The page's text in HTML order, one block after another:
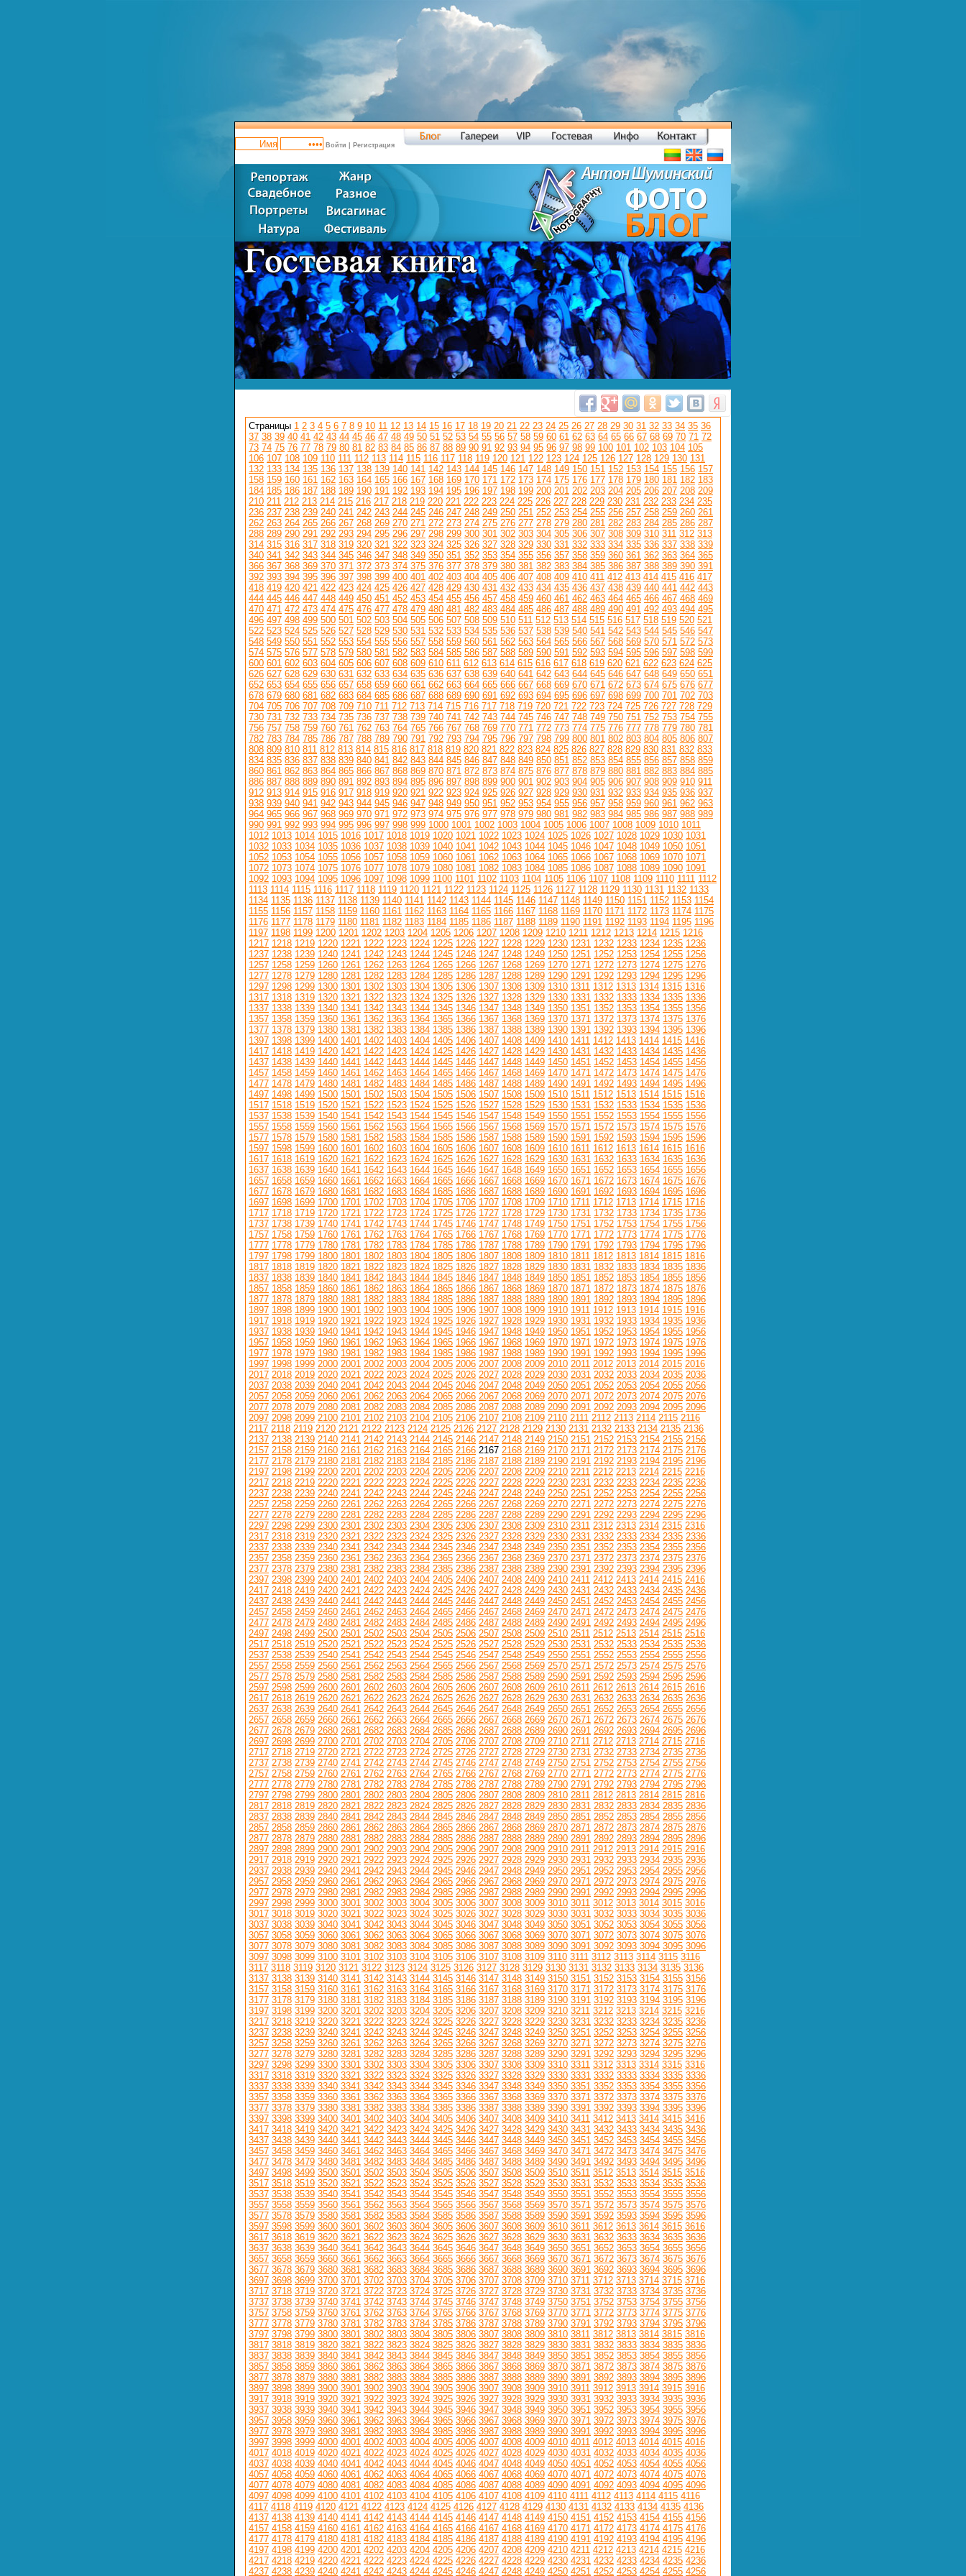
Войти Регистрация
Страницы 1 2 3 4 5 6 7 8 9 10 11 12 13 14 15 16 17 18 19 20 21 22 23 24 25 26 27 28 29 30 31 32 33 34 35 36
37 38 39 40 41 42 43 44 45 46 47 48 49 50 51 52 53 54 55 56 57 58 59 60 61 62 63 64 65 66 67 68 69 70 71 72
73 74 75 76 77 78 79 80 81 82 83 84 85 86 87 88 89 90 91 92 93 94 95 96 97 98 99 100 101 102 103 104 105
106 107 108 109 110 111 112 113 114 115 116 117 118 119 120 121 122 123 124 125 126 127 128 129 130 131
132 133 134 135 136 137 138 139 140 141 142 143 144 145 146 147 148 149 150 151 152 153 154 155 156 157
158 159 160 161 162 163 164 165 166 167 168 169 170 171 172 173 174 175 176 177 178 179 180 181 182 183
184 185 186 187 188 189 190 191 192 193 194 195 196 197 198 199 200 201 202 203 204 205 206 207 208 209
210 211 212 213 214 215 216 217 218 219 220 221 222 223 224 225 226 227 228 229 230 231 232 233 234 235
236 237 238 239 240 241 242 243 244 245 246 247 248 249 250 251 252 253 254 255 256 257 258 259 260 261
262 263 264 265 266 267 268 269 270 271 272 273 274 275 276 277 278 279 280 281 282 283 284 285 286 287
288 289 290 291 292 293 294 295 296 297 298 299 300 301 302 303 304 305 306 307 308 309 310 311 312 313
314 315 316 317 318 319 320 321 322 323 324 325 326 327 328 329 330 331 332 333 334 335 336 337 338 339
340 341 342 343 344 345 346 347 348 349 350 351 352 353 354 355 356 357 358 359 360 361 362 363 364 365
366 367 368 369 370 371 372 373 374 375 376 377 378 379 380 381 382 383 384 385 386 387 388 389 390 391
392 393 394 395 396 397 398 399 400 401 402 403 404 405 406 407 408 409 410 411 412 413 414 415 416 417
418 419 420 421 422 423 424 425 426 427 428 429 430 431 432 433 434 435 436 437 438 439 440 441 442 443
444 445 446 447 448 449 450 451 452 453 454 455 456 457 458 459 460 461 462 463 464 465 466 467 468 469
470 471 472 473 474 475 476 477 478 479 480 481 482 483 484 485 486 487 488 489 490 491 492 493 494 495
496 497 498 499 500 501 502 503 504 505 506 507 508 509 510 511 512 513 514 515 516 517 518 519 520 521
522 523 524 525 526 527 528 529 530 531 532 533 534 535 536 537 538 539 540 541 542 543 544 545 546 547
548 549 550 551 552 553 554 555 556 557 558 559 560 561 562 563 564 565 566 567 568 569 570 571 572 573
574 575 576 577 578 579 580 581 582 583 584 585 586 587 588 589 590 591 592 593 594 595 596 597 598 599
600 601 602 603 604 605 606 607 608 609 610 611 612 613 614 615 616 617 618 619 620 621 622 623 624 625
626 627 628 629 630 631 632 633 634 635 636 637 638 639 640 641 642 643 644 645 646 647 648 649 650 651
652 653 654 655 656 657 658 659 660 661 662 663 664 665 666 667 668 669 670 671 672 673 674 675 676 677
678 679 680 681 682 683 684 685 686 687 688 689 690 691 692 693 694 695 696 697 698 699 700 701 702 703
704 705 706 707 708 709 710 711 712 713 714 715 716 717 718 719 720 721 722 723 724 725 726 727 728 729
730 731 732 733 734 735 736 737 738 739 740 741 742 743 744 745 746 747 748 749 750 751 752 753 754 755
756 757 758 759 760 761 762 763 764 765 766 767 768 769 770 771 772 773 774 775 776 777 778 779 780 781
782 783 784 785 786 787 788 789 790 791 792 793 794 795 796 797 798 799 800 801 802 803 804 805 806 807
808 809 810 811 812 813 814 815 816 817 818 819 820 821 822 823 824 825 826 827 828 829 830 831 832 833
834 835 836 837 838 839 840 841 842 843 844 845 846 847 848 849 850 851 852 853 854 855 856 857 858 859
860 861 862 863 864 865 866 867 868 869 870 871 872 873 874 875 876 877 878 879 880 881 882 883 884 885
886 887 888 889 890 891 892 893 894 895 896 897 898 899 900 901 902 903 904 905 906 907 908 909 910 911
912 913 914 915 916 917 918 919 920 921 922 923 924 925 926 927 928 929 930 931 932 933 934 935 936 937
938 939 940 941 942 943 944 945 946 947 948 949 950 951 952 953 954 955 956 957 958 959 960 961 962 963
964 965 966 967 968 969 970 971 972 973 974 975 976 977 978 979 980 981 982 983 984 985 986 987 988 989
990 991 992 993 994 995 996 997 998 999 1000 1001 1002 1003 1004 1005 1006 1007 1008 1009 1010 1011
1012 1013 1014 1015 1016 1017 1018 1019 1020 1021 1022 1023 1024 1025 1026 1027 1028 1029 1030 1031
1032 1033 1034 1035 1036 1037 1038 1039 1040 1041 1042 1043 1044 1045 1046 1047 1048 1049 1050 1051
1052 1053 1054 1055 1056 1057 1058 1059 1060 1061 1062 1063 1064 1065 1066 1067 1068 1069 1070 1071
1072 1073 1074 1075 1076 1077 1078 1079 1080 1081 1082 1083 1084 1085 1086 1087 1088 1089 1090 1091
1092 1093 1094 1095 1096 1097 1098 1099 1100 1101 1102 1103 1104 1105 1106 1107 1108 1109 1110 1111 1112
1113 1114 1115 1116 1117 1118 1119 1120 1121 1122 1123 1124 1125 1126 1127 1128 1129 1130 1131 1132 1133
1134 1135 1136 1137 1138 1139 1140 1141 1142 1143 1144 1145 1146 1147 1148 1149 1150 1151 1152 1153 1154
1155 1156 1157 1158 1159 1160 1161 1162 1163 1164 1165 1166 1167 1168 1169 1170 1171 1172 1173 1174 1175
1176 1177 1178 1179 1180 1181 1182 1183 1184 1185 1186 1187 1188 1189 1190 1191 1192 1193 1194 1195 1196
1197 1198 1199 1200 1201 1202 1203 1204 1205 1206 1207 1208 1209 1210 1211 1212 1213 1214 1215 1216
1217 1218 1219 1220 1221 1222 1223 1224 1225 1226 1227 1228 1229 1230 1231 1232 1233 1234 1235 1236
1237 1238 1239 1240 1241 1242 1243 1244 1245 1246 1247 1248 1249 1250 1251 1252 1253 1254 1255 1256
1257 1258 1259 1260 1261 1262 1263 1264 1265 1266 1267 1268 1269 1270 1271 1272 1273 1274 1275 1276
1277 1278 1279 1280 1281 1282 1283 1284 1285 1286 1287 1288 1289 1290 1291 1292 1293 1294 1295 1296
1297 1298 1299 1300 1301 1302 1303 1304 1305 1306 1307 1308 1309 1310 1311 1312 1313 1314 1315 1316
1317 1318 1319 1320 1321 1322 1323 1324 1325 1326 1327 1328 1329 1330 1331 1332 1333 1334 1335 1336
1337 1338 1339 1340 1341 1342 1343 1344 1345 1346 1347 1348 1349 1350 1351 1352 1353 1354 1355 1356
1357 1358 1359 1360 1361 1362 1363 1364 1365 1366 1367 1368 1369 1370 1371 1372 1373 1374 1375 1376
1377 1378 1379 1380 1381 1382 1383 1384 1385 1386 1387 1388 1389 1390 1391 1392 1393 1394 1395 1396
1397 1398 1399 1400 1401 1402 1403 1404 1405 1406 1407 1408 1409 1410 1411 1412 1413 1414 1415 1416
1417 1418 1419 1420 1421 1422 1423 1424 1425 1426 1427 1428 1429 1430 1431 1432 1433 1434 1435 1436
1437 1438 1439 1440 1441 1442 1443 1444 1445 1446 1447 1448 1449 1450 1451 1452 1453 1454 1455 1456
1457 1458 1459 1460 1461 1462 1463 1464 1465 1466 1467 1468 1469 1470 1471 1472 1473 1474 1475 1476
1477 1478 1479 1480 1481 1482 1483 1484 1485 1486 1487 1488 1489 1490 1491 1492 1493 1494 1495 1496
1497 1498 1499 1500 1501 1502 1503 1504 1505 1506 1507 1508 1509 1510 1511 1512 1513 1514 1515 1516
1517 1518 1519 1520 1521 1522 1523 1524 1525 1526 1527 1528 1529 1530 1531 1532 1533 1534 1535 1536
1537 1538 1539 1540 1541 1542 1543 1544 1545 1546 1547 1548 1549 1550 1551 1552 1553 1554 1555 1556
1557 1558 1559 1560 1561 1562 1563 1564 1565 1566 1567 1568 1569 1570 1571 1572 1573 1574 1575 1576
1577 1578 1579 1580 1581 1582 1583 1584 1585 1586 1587 1588 1589 1590 1591 1592 1593 1594 1595 1596
1597 1598 1599 1600 1601 1602 1603 1604 1605 1606 1607 1608 1609 1610 1611 1612 1613 1614 1615 1616
1617 1618 1619 1620 1621 1622 1623 1624 1625 1626 1627 1628 1629 1630 1631 1632 1633 1634 1635 1636
1637 1638 1639 1640 1641 1642 1643 1644 1645 1646 1647 1648 1649 1650 1651 1652 1653 1654 1655 1656
1657 1658 1659 1660 1661 1662 1663 1664 1665 1666 1667 1668 1669 1670 1671 1672 1673 1674 1675 1676
1677 1678 1679 1680 1681 1682 1683 1684 1685 1686 1687 1688 1689 1690 1691 1692 1693 1694 1695 1696
1697 1698 1699 1700 1701 1702 1703 1704 1705 1706 1707 1708 1709 1710 1711 1712 1713 1714 1715 1716
1717 1718 1719 1720 1721 1722 1723 1724 1725 1726 1727 1728 1729 1730 1731 1732 1733 1734 1735 1736
1737 1738 1739 1740 1741 1742 1743 1744 1745 1746 1747 1748 1749 1750 1751 1752 1753 1754 1755 1756
1757 1758 1759 1760 1761 1762 1763 1764 1765 1766 1767 1768 1769 1770 1771 1772 1773 1774 1775 1776
1777 1778 1779 1780 1781 1782 1783 1784 1785 1786 1787 1788 1789 1790 1791 1792 1793 1794 1795 1796
1797 1798 1799 1800 1801 1802 1803 1804 1805 1806 1807 1808 1809 1810 1811 1812 1813 1814 1815 1816
1817 1818 1819 1820 1821 1822 1823 1824 1825 1826 1827 1828 1829 1830 1831 1832 1833 1834 1835 1836
1837 1838 1839 1840 1841 1842 1843 1844 1845 1846 1847 1848 1849 1850 1851 1852 1853 1854 1855 1856
1857 1858 1859 1860 1861 1862 1863 1864 1865 1866 1867 1868 1869 1870 1871 1872 1873 1874 1875 1876
1877 1878 1879 1880 1881 1882 1883 1884 1885 1886 1887 1888 1889 1890 1891 1892 1893 1894 1895 1896
1897 1898 1899 1900 1901 1902 1903 1904 1905 1906 1907 1908 1909 1910 1911 1912 1913 1914 1915 1916
1917 1918 1919 1920 1921 1922 1923 1924 1925 1926 1927 1928 1929 1930 1931 1932 1933 1934 1935 1936
1937 1938 1939 1940 1941 1942 1943 1944 1945 1946 1947 1948 1949 1950 1951 1952 1953 1954 1955 1956
1957 1958 1959 1960 1961 1962 1963 1964 1965 1966 1967 1968 1969 1970 1971 1972 1973 1974 1975 1976
1977 1978 1979 1980 1981 1982 1983 1984 1985 1986 1987 1988 1989 1990 1991 1992 1993 1994 1995 1996
1997 1998 1999 2000 2001 2002 2003 2004 2005 2006 2007 2008 2009 2010 2011 2012 2013 2014 2015 2016
2017 2018 2019 2020 2021 2022 2023 2024 2025 2026 2027 2028 2029 2030 2031 2032 2033 2034 2035 2036
2037 2038 2039 2040 2041 2042 2043 2044 2045 2046 2047 2048 2049 2050 2051 2052 2053 2054 2055 2056
2057 2058 2059 2060 2061 2062 2063 2064 2065 2066 2067 2068 2069 2070 2071 2072 2073 2074 2075 2076
2077 2078 2079 2080 2081 2082 2083 2084 2085 2086 2087 2088 2089 2090 2091 2092 2093 2094 2095 2096
2097 2098 2099 2100 2101 2102 2103 2104 2105 2106 2107 2108 2109 2110 2111 2112 2113 2114 2115 2116
2117 2118 2119 2120 2121 2122 2123 2124 2125 2126 2127 2128 2129 2130 2131 2132 2133 2134 2135 2136
2137 2138 2139 2140 2141 2142 2143 2144 2145 2146 2147 2148 2149 2150 2151 2152 2153 2154 2155 2156
2157 2158 2159 2160 2161 2162 2163 2164 2165 2166 2167 2168 2169 2170 2171 2172 2173 2174 2175 2176
2177 2178 2179 2180 2181 2182 2183 2184 2185 2186 2187 2188 2189 2190 2191 2192 2193 2194 2195 2196
2197 2198 2199 2200 2201 2202 2203 2204 2205 2206 2207 2208 2209 2210 2211 2212 2213 2214 2215 2216
2217 2218 2219 2220 2221 2222 2223 2224 2225 2226 2227 2228 2229 2230 2231 2232 2233 2234 2235 2236
2237 2238 2239 2240 2241 2242 2243 2244 2245 2246 2247 2248 2249 2250 2251 2252 2253 2254 2255 2256
2257 2258 2259 2260 2261 2262 2263 2264 2265 2266 2267 2268 2269 2270 2271 2272 2273 2274 2275 2276
2277 2278 2279 2280 2281 2282 2283 2284 2285 2286 2287 2288 2289 2290 2291 2292 2293 2294 2295 2296
2297 2298 2299 2300 2301 2302 2303 2304 2305 2306 2307 2308 2309 2310 2311 2312 2313 2314 2315 2316
2317 2318 2319 2320 2321 2322 2323 2324 2325 2326 2327 2328 2329 2330 2331 2332 2333 2334 2335 2336
2337 2338 2339 2340 2341 2342 2343 2344 2345 2346 2347 2348 2349 2350 2351 2352 2353 2354 2355 2356
2357 2358 2359 2360 2361 2362 2363 2364 2365 2366 2367 2368 2369 2370 2371 2372 2373 2374 2375 2376
2377 2378 2379 2380 2381 2382 2383 2384 2385 2386 2387 2388 2389 2390 2391 2392 2393 2394 2395 2396
2397 2398 2399 2400 2401 2402 2403 2404 2405 2406 2407 2408 2409 2410 2411 2412 2413 2414 2415 2416
2417 2418 2419 2420 2421 2422 2423 2424 2425 2426 2427 2428 2429 2430 2431 2432 2433 2434 2435 2436
2437 2438 2439 2440 2441 2442 2443 2444 2445 2446 2447 2448 2449 2450 2451 2452 2453 2454 2455 2456
2457 2458 2459 2460 2461 2462 2463 2464 2465 2466 2467 2468 2469 2470 2471 2472 2473 2474 2475 2476
2477 2478 2479 2480 2481 2482 2483 2484 2485 2486 2487 2488 2489 2490 2491 2492 2493 2494 2495 2496
2497 2498 2499 2500 2501 2502 2503 2504 2505 2506 2507 2508 2509 2510 2511 2512 2513 2514 2515 2516
2517 2518 2519 2520 2521 2522 2523 2524 2525 2526 2527 2528 2529 2530 2531 2532 2533 2534 2535 2536
2537 2538 2539 2540 2541 2542 2543 2544 2545 2546 2547 2548 2549 2550 2551 2552 2553 2554 2555 2556
2557 2558 2559 2560 2561 2562 2563 2564 2565 2566 2567 2568 2569 2570 2571 2572 2573 2574 2575 2576
2577 2578 2579 2580 2581 2582 2583 2584 2585 2586 2587 2588 2589 2590 2591 2592 2593 2594 2595 2596
2597 2598 2599 2600 2601 2602 2603 2604 2605 2606 2607 2608 2609 2610 2611 2612 2613 2614 2615 2616
2617 2618 2619 2620 2621 2622 2623 2624 2625 2626 2627 2628 2629 2630 2631 2632 2633 2634 2635 2636
2637 2638 2639 2640 2641 2642 2643 2644 2645 2646 2647 2648 2649 2650 2651 2652 2653 2654 2655 2656
2657 2658 2659 2660 2661 2662 2663 2664 2665 2666 2667 2668 2669 2670 2671 2672 2673 2674 2675 2676
2677 2678 2679 2680 2681 2682 2683 2684 2685 2686 2687 2688 2689 2690 2691 2692 2693 2694 2695 2696
2697 2698 2699 2700 2701 2702 2703 2704 2705 2706 2707 2708 2709 2710 2711 2712 2713 2714 2715 2716
2717 2718 2719 2720 2721 2722 2723 2724 2725 2726 2727 2728 2729 2730 2731 2732 2733 2734 2735 2736
2737 2738 2739 2740 2741 2742 2743 2744 2745 2746 2747 2748 2749 2750 2751 2752 2753 2754 2755 2756
2757 2758 2759 2760 2761 2762 2763 2764 2765 2766 2767 2768 2769 2770 2771 2772 2773 2774 2775 2776
2777 2778 2779 2780 2781 2782 2783 2784 2785 2786 2787 2788 2789 2790 2791 2792 2793 2794 2795 2796
2797 2798 2799 2800 2801 2802 2803 2804 2805 2806 2807 2808 2809 2810 2811 2812 2813 2814 2815 2816
2817 2818 2819 2820 2821 2822 2823 2824 2825 2826 2827 2828 2829 2830 2831 2832 2833 2834 2835 2836
2837 2838 2839 2840 2841 2842 2843 2844 2845 2846 2847 2848 2849 2850 2851 2852 2853 2854 2855 2856
2857 2858 2859 2860 2861 2862 2863 2864 2865 2866 2867 2868 2869 2870 2871 2872 2873 2874 2875 2876
2877 2878 2879 2880 2881 2882 2883 2884 2885 2886 2887 2888 2889 2890 2891 2892 2893 2894 2895 2896
2897 2898 2899 2900 2901 2902 2903 2904 2905 2906 2907 2908 2909 2910 2911 2912 2913 2914 2915 2916
2917 2918 2919 2920 2921 2922 2923 2924 2925 2926 2927 2928 2929 2930 2931 2932 2933 2934 2935 2936
2937 2938 2939 2940 2941 2942 2943 2944 2945 2946 2947 2948 2949 2950 2951 2952 2953 2954 2955 2956
2957 2958 2959 2960 2961 2962 2963 2964 2965 2966 2967 2968 2969 2970 2971 2972 2973 2974 2975 2976
2977 2978 2979 2980 2981 2982 2983 2984 2985 2986 2987 2988 2989 2990 2991 2992 2993 2994 2995 2996
2997 2998 2999 3000 3001 3002 3003 3004 3005 3006 3007 3008 3009 3010 3011 3012 3013 3014 3015 3016
3017 3018 3019 3020 3021 3022 3023 3024 3025 3026 3027 3028 3029 3030 3031 3032 3033 3034 3035 3036
3037 3038 3039 3040 3041 3042 3043 3044 3045 3046 3047 3048 3049 3050 3051 3052 3053 3054 3055 3056
3057 3058 3059 3060 3061 3062 3063 3064 3065 3066 3067 3068 3069 3070 3071 3072 3073 3074 3075 3076
3077 3078 3079 3080 3081 3082 3083 3084 3085 3086 3087 3088 3089 3090 3091 3092 3093 3094 3095 3096
3097 3098 3099 3100 3101 3102 3103 3104 3105 3106 3107 3108 3109 3110 3111 3112 3113 3114 3115 3116
3117 3118 3119 3120 3121 3122 3123 3124 3125 3126 3127 3128 3129 3130 3131 3132 3133 3134 3135 3136
3137 3138 3139 3140 3141 3142 3143 3144 3145 3146 3147 3148 3149 3150 3151 3152 3153 3154 3155 3156
3157 3158 3159 3160 3161 3162 3163 3164 3165 3166 3167 3168 3169 3170 3171 3172 3173 3174 3175 3176
3177 3178 3179 3180 3181 3182 3183 3184 3185 3186 3187 3188 3189 3190 3191 3192 3193 3194 3195 3196
3197 3198 3199 3200 3201 3202 3203 3204 3205 3206 3207 3208 3209 3210 3211 3212 3213 3214 3215 3216
3217 3218 3219 3220 3221 3222 3223 3224 3225 3226 3227 3228 3229 3230 3231 3232 3233 3234 3235 3236
3237 3238 3239 3240 3241 3242 3243 3244 3245 3246 3247 3248 3249 3250 3251 3252 3253 3254 3255 3256
3257 3258 3259 3260 3261 3262 3263 3264 3265 3266 3267 3268 3269 3270 3271 3272 3273 3274 3275 3276
3277 3278 3279 3280 3281 3282 3283 3284 3285 3286 3287 3288 3289 3290 3291 3292 3293 3294 3295 3296
3297 3298 3299 3300 3301 3302 3303 3304 3305 3306 3307 3308 3309 3310 3311 3312 3313 3314 3315 3316
3317 3318 3319 3320 3321 3322 3323 3324 3325 3326 3327 3328 3329 3330 3331 3332 3333 3334 3335 3336
3337 3338 3339 3340 3341 3342 3343 3344 3345 3346 3347 3348 3349 3350 3351 3352 3353 3354 3355 3356
3357 3358 3359 3360 3361 3362 3363 3364 3365 3366 3367 3368 3369 3370 3371 3372 3373 3374 3375 3376
3377 3378 3379 3380 3381 3382 3383 3384 3385 3386 3387 3388 3389 3390 3391 3392 3393 3394 3395 3396
3397 3398 3399 3400 3401 3402 3403 3404 3405 3406 3407 3408 3409 3410 3411 3412 3413 3414 3415 3416
3417 3418 3419 3420 3421 3422 3423 3424 3425 3426 3427 3428 3429 3430 3431 3432 3433 3434 3435 3436
3437 3438 3439 3440 3441 3442 3443 3444 3445 3446 3447 3448 3449 3450 3451 3452 3453 3454 3455 3456
3457 3458 3459 3460 3461 3462 3463 3464 3465 3466 3467 3468 3469 3470 3471 3472 3473 3474 3475 3476
3477 3478 3479 3480 3481 3482 3483 3484 3485 3486 3487 3488 3489 3490 3491 3492 3493 3494 3495 3496
3497 3498 3499 3500 3501 3502 3503 3504 3505 3506 3507 3508 3509 3510 3511 3512 3513 3514 3515 3516
3517 3518 3519 3520 3521 3522 3523 3524 3525 3526 3527 3528 3529 3530 3531 3532 3533 3534 3535 3536
3537 3538 3539 3540 3541 3542 3543 3544 3545 3546 3547 3548 3549 3550 3551 3552 3553 3554 3555 3556
3557 3558 3559 3560 3561 3562 3563 3564 3565 3566 3567 3568 3569 3570 3571 3572 3573 3574 3575 3576
3577 3578 3579 3580 3581 3582 3583 3584 3585 3586 3587 3588 3589 3590 3591 3592 3593 3594 3595 3596
3597 3598 3599 3600 3601 3602 3603 3604 3605 3606 3607 3608 3609 3610 3611 3612 3613 3614 3615 3616
3617 3618 3619 3620 3621 3622 3623 3624 3625 3626 3627 3628 3629 3630 3631 3632 3633 3634 3635 3636
3637 3638 3639 3640 3641 3642 3643 3644 3645 3646 3647 3648 3649 3650 3651 3652 3653 3654 3655 3656
3657 3658 3659 3660 3661 3662 3663 3664 3665 3666 3667 3668 3669 3670 3671 3672 3673 3674 3675 3676
3677 3678 3679 3680 3681 3682 3683 3684 3685 3686 3687 3688 3689 3690 3691 3692 3693 3694 3695 3696
3697 3698 3699 3700 3701 3702 3703 3704 3705 3706 3707 3708 3709 3710 3711 3712 3713 3714 3715 3716
3717 3718 3719 3720 3721 3722 3723 3724 3725 3726 3727 3728 3729 3730 3731 3732 3733 3734 3735 3736
3737 3738 3739 3740 3741 3742 3743 3744 3745 3746 3747 3748 3749 3750 3751 3752 3753 3754 3755 3756
3757 3758 3759 3760 3761 3762 3763 3764 3765 3766 3767 3768 3769 3770 3771 3772 3773 3774 3775 3776
3777 3778 3779 3780 3781 3782 3783 3784 3785 3786 3787 3788 3789 3790 3791 3792 3793 3794 3795 3796
3797 3798 3799 3800 3801 3802 3803 3804 3805 3806 3807 3808 3809 3810 3811 3812 3813 3814 3815 3816
3817 3818 3819 3820 3821 3822 3823 3824 3825 3826 3827 3828 3829 3830 3831 3832 3833 3834 3835 3836
3837 3838 3839 3840 3841 3842 3843 3844 3845 3846 3847 3848 3849 3850 3851 3852 3853 3854 3855 3856
3857 3858 3859 3860 3861 3862 3863 3864 3865 3866 3867 3868 3869 3870 3871 3872 3873 3874 3875 3876
3877 3878 3879 3880 3881 3882 3883 3884 3885 3886 3887 3888 3889 3890 3891 3892 3893 3894 3895 3896
3897 3898 3899 3900 3901 3902 3903 3904 3905 3906 3907 3908 3909 3910 3911 3912 3913 3914 3915 3916
3917 3918 3919 3920 3921 3922 3923 3924 3925 3926 3927 3928 3929 3930 3931 3932 3933 3934 3935 3936
3937 3938 3939 3940 3941 3942 3943 3944 3945 3946 3947 3948 3949 3950 3951 3952 3953 3954 3955 3956
3957 3958 3959 3960 3961 3962 3963 3964 3965 3966 3967 3968 3969 3970 3971 3972 3973 3974 3975 3976
3977 3978 3979 3980 3981 3982 3983 3984 3985 3986 3987 3988 3989 3990 3991 3992 3993 3994 3995 3996
3997 3998 3999 4000 4001 4002 4003 4004 4005 4006 4007 4008 4009 4010 4011 4012 4013 4014 4015 4016
4017 4018 4019 4020 4021 4022 4023 4024 4025 4026 4027 4028 4029 4030 4031 4032 4033 4034 4035 4036
4037 4038 4039 4040 4041 4042 4043 4044 4045 4046 4047 4048 4049 4050 4051 4052 4053 4054 4055 4056
4057 4058 4059 4060 4061 4062 4063 4064 4065 4066 4067 4068 4069 4070 4071 4072 4073 4074 4075 4076
4077 4078 4079 4080 4081 4082 4083 4084 4085 4086 4087 4088 4089 4090 4091 4092 4093 4094 4095 4096
4097 4098 4099 4100 4101 4102 4103 4104 4105 4106 4107 4108 4109 4110 4111 4112 4113 4114 4115 4116
4117 4118 4119 4120 4121 4122 4123 4124 4125 4126 4127 4128 4129 4130 4131 4132 4133 4134 4135 4136
4137 4138 4139 4140 4141 4142 4143 4144 4145 4146 4147 4148 4149 4150 4151 4152 4153 4154 4155 4156
4157 4158 4159 4160 4161 4162 4163 4164 4165 4166 4167 4168 4169 4170 4171 4172 4173 4174 4175 4176
4177 4178 4179 4180 4181 4182 4183 4184 4185 4186 4187 4188 4189 4190 4191 4192 4193 4194 4195 4196
4197 4198 4199 4200 4201 4202 4203 4204 4205 4206 4207 4208 4209 4210 4211 4212 4213 4214 4215 4216
4217 4218 4219 4220 4221 4222 4223 4224 4225 4226 4227 4228 4229 4230 4231 4232 4233 4234 4235 4236
4237 4238 4239 4240 4241 4242 4243 4244 4245 4246 4247 4248 4249 4250 4251 4252 4253 4254 4255 4256